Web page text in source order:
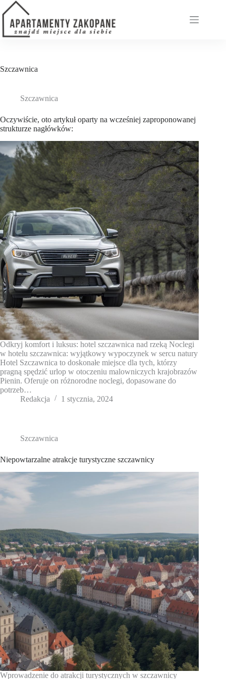
Przejdź
do
treści
Szczawnica
Szczawnica
Oczywiście, oto artykuł oparty na wcześniej zaproponowanej
strukturze nagłówków:
Odkryj komfort i luksus: hotel szczawnica nad rzeką Noclegi
w hotelu szczawnica: wyjątkowy wypoczynek w sercu natury
Hotel Szczawnica to doskonałe miejsce dla tych, którzy
pragną spędzić urlop w otoczeniu malowniczych krajobrazów
Pienin. Oferuje on różnorodne noclegi, dopasowane do
potrzeb…
Redakcja
1 stycznia, 2024
Szczawnica
Niepowtarzalne atrakcje turystyczne szczawnicy
Wprowadzenie do atrakcji turystycznych w szczawnicy